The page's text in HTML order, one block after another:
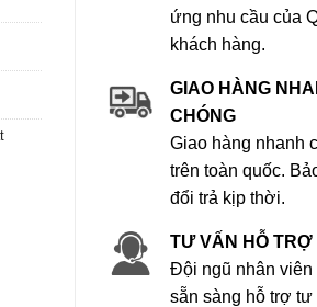
ứng nhu cầu của
khách hàng.
GIAO HÀNG
CHÓNG
Giao hàng nhanh
trên toàn quốc.
đổi trả kịp thời.
TƯ VẤN HỖ TRỢ
Đội ngũ nhân viên
sẵn sàng hỗ trợ tư